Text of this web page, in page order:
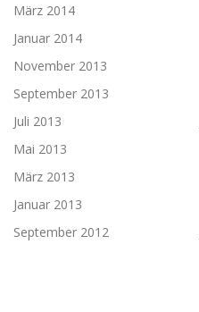
März 2014
Januar 2014
November 2013
September 2013
Juli 2013
Mai 2013
März 2013
Januar 2013
September 2012